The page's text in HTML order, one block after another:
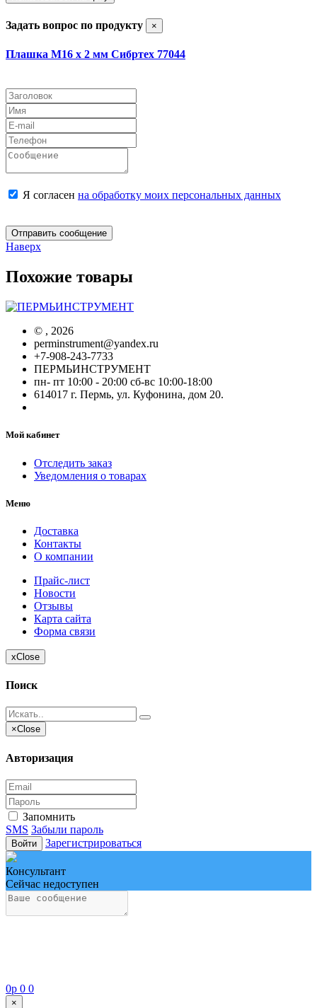
Задать вопрос по продукту ×
Плашка М16 х 2 мм Сибртех 77044
Я согласен на обработку моих персональных данных
Отправить сообщение
Наверх
Похожие товары
© , 2026
perminstrument@yandex.ru
+7-908-243-7733
ПЕРМЬИНСТРУМЕНТ
пн- пт 10:00 - 20:00 сб-вс 10:00-18:00
614017 г. Пермь, ул. Куфонина, дом 20.
Мой кабинет
Отследить заказ
Уведомления о товарах
Меню
Доставка
Контакты
О компании
Прайс-лист
Новости
Отзывы
Карта сайта
Форма связи
xClose
Поиск
×Close
Авторизация
Запомнить
SMS Забыли пароль
Войти Зарегистрироваться
Консультант
Сейчас недоступен
0p 0 0
×